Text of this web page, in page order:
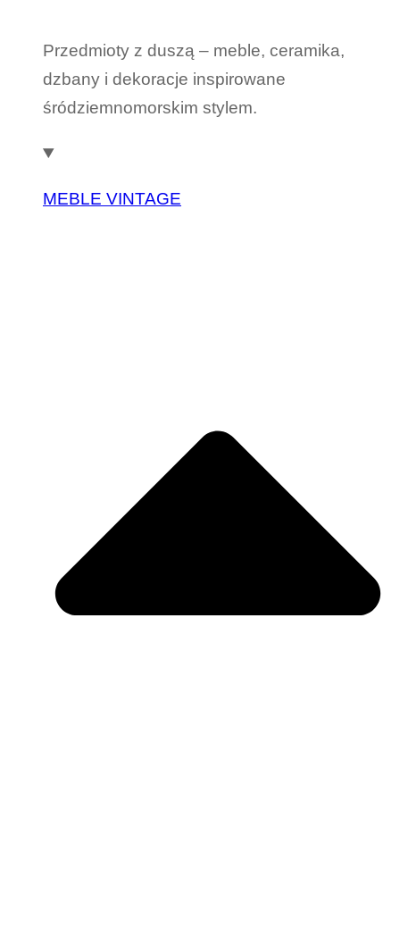
Przedmioty z duszą – meble, ceramika,
dzbany i dekoracje inspirowane
śródziemnomorskim stylem.
MEBLE VINTAGE